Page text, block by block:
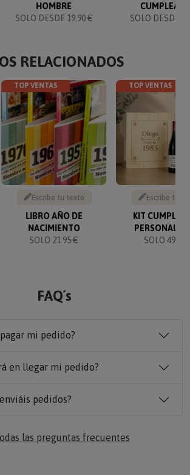
HOMBRE
SOLO DESDE 19.90 €
SOLO DESDE
RELACIONADOS
TOP VENTAS
Escribe tu texto
LIBRO AÑO DE
NACIMIENTO
SOLO 21.95 €
TOP VENTAS
Escribe tu
KIT
SOLO 49.90
FAQ´s
mi pedido?
en llegar mi pedido?
pedidos?
las preguntas frecuentes